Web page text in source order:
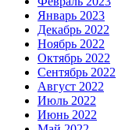
Январь 2023
Декабрь 2022
Ноябрь 2022
Октябрь 2022
Сентябрь 2022
Август 2022
Июль 2022
Июнь 2022